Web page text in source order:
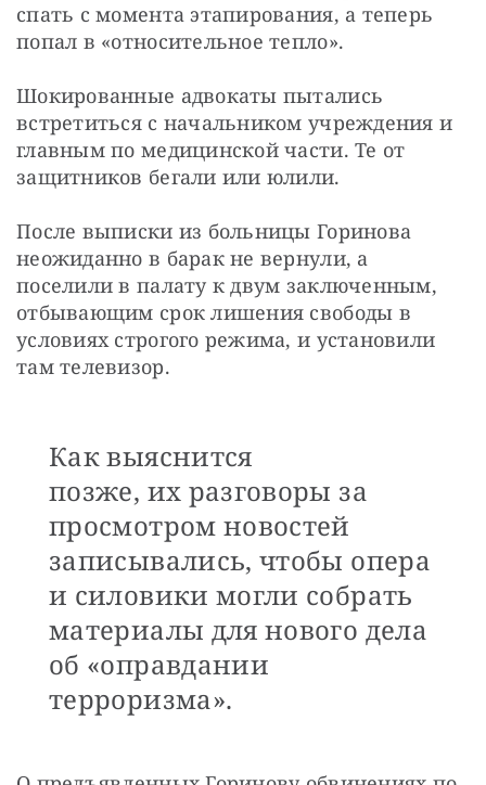
спать с момента этапирования, а теперь
попал в «относительное тепло».
Шокированные адвокаты пытались
встретиться с начальником учреждения и
главным по медицинской части. Те от
защитников бегали или юлили.
После выписки из больницы Горинова
неожиданно в барак не вернули, а
поселили в палату к двум заключенным,
отбывающим срок лишения свободы в
условиях строгого режима, и установили
там телевизор.
Как выяснится
позже, их разговоры за
просмотром новостей
записывались, чтобы опера
и силовики могли собрать
материалы для нового дела
об «оправдании
терроризма».